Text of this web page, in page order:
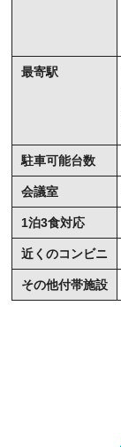
最寄駅
駐車可能台数
会議室
1泊3食対応
近くのコンビニ
その他付帯施設